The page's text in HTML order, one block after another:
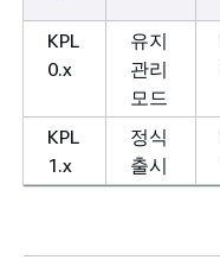
KPL
0.x
유지
관리
모드
KPL
1.x
정식
출시